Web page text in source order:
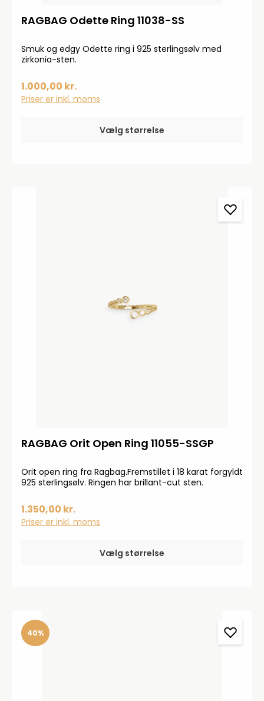
RAGBAG Odette Ring 11038-SS
Smuk og edgy Odette ring i 925 sterlingsølv med
zirkonia-sten.
1.000,00 kr.
Priser er inkl. moms
Vælg størrelse
RAGBAG Orit Open Ring 11055-SSGP
Orit open ring fra Ragbag.Fremstillet i 18 karat forgyldt
925 sterlingsølv. Ringen har brillant-cut sten.
1.350,00 kr.
Priser er inkl. moms
Vælg størrelse
40%